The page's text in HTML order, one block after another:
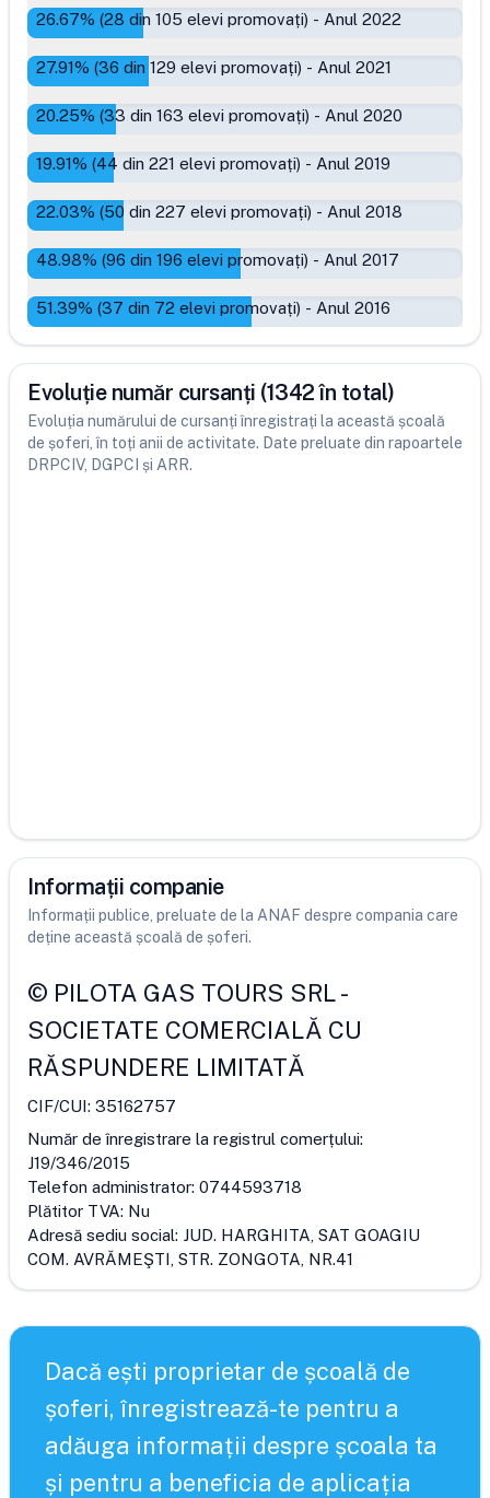
26.67% (28 din 105 elevi promovați) - Anul 2022
27.91% (36 din 129 elevi promovați) - Anul 2021
20.25% (33 din 163 elevi promovați) - Anul 2020
19.91% (44 din 221 elevi promovați) - Anul 2019
22.03% (50 din 227 elevi promovați) - Anul 2018
48.98% (96 din 196 elevi promovați) - Anul 2017
51.39% (37 din 72 elevi promovați) - Anul 2016
Evoluție număr cursanți (1342 în total)
Evoluția numărului de cursanți înregistrați la această școală
de șoferi, în toți anii de activitate. Date preluate din rapoartele
DRPCIV, DGPCI și ARR.
Informații companie
Informații publice, preluate de la ANAF despre compania care
deține această școală de șoferi.
© PILOTA GAS TOURS SRL-
SOCIETATE COMERCIALĂ CU
RĂSPUNDERE LIMITATĂ
CIF/CUI: 35162757
Număr de înregistrare la registrul comerțului:
J19/346/2015
Telefon administrator: 0744593718
Plătitor TVA: Nu
Adresă sediu social: JUD. HARGHITA, SAT GOAGIU
COM. AVRĂMEŞTI, STR. ZONGOTA, NR.41
Dacă ești proprietar de școală de
șoferi, înregistrează-te pentru a
adăuga informații despre școala ta
și pentru a beneficia de aplicația